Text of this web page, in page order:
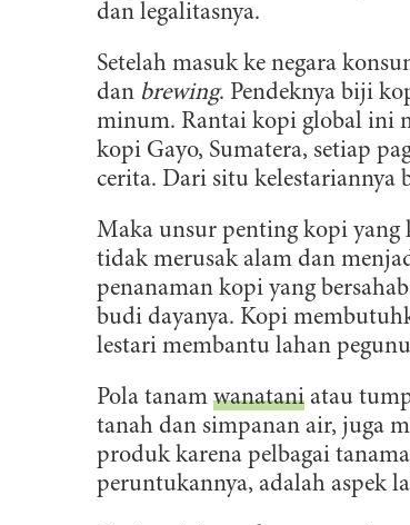
dan legalitasnya.
Setelah masuk ke negara
dan brewing. Pendeknya biji
minum. Rantai kopi global ini
kopi Gayo, Sumatera, setiap
cerita. Dari situ kelestariannya
Maka unsur penting kopi yang
tidak merusak alam dan
penanaman kopi yang
budi dayanya. Kopi
lestari membantu lahan
Pola tanam wanatani atau
tanah dan simpanan air, juga
produk karena pelbagai
peruntukannya, adalah aspek